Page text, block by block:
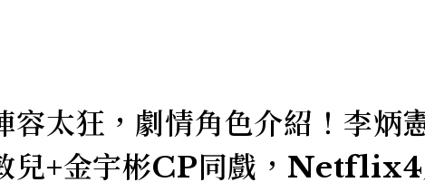
容太狂，劇情角色介紹！李炳
兒+金宇彬CP同戲，